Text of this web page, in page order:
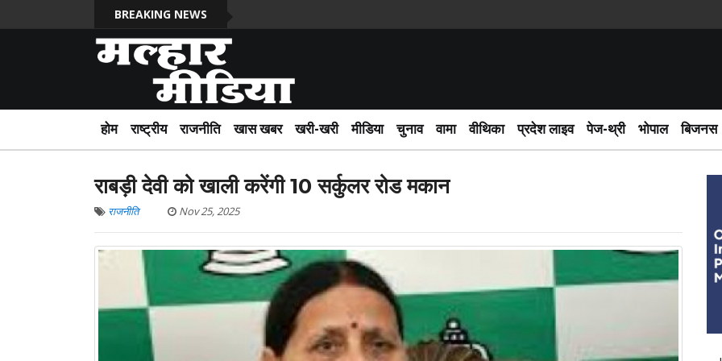
BREAKING NEWS
होम राष्ट्रीय राजनीति खास खबर खरी-खरी मीडिया चुनाव वामा वीथिका प्रदेश लाइव पेज-थ्री भोपाल बिजनस
राबड़ी देवी को खाली करेंगी 10 सर्कुलर रोड मकान
राजनीति Nov 25, 2025